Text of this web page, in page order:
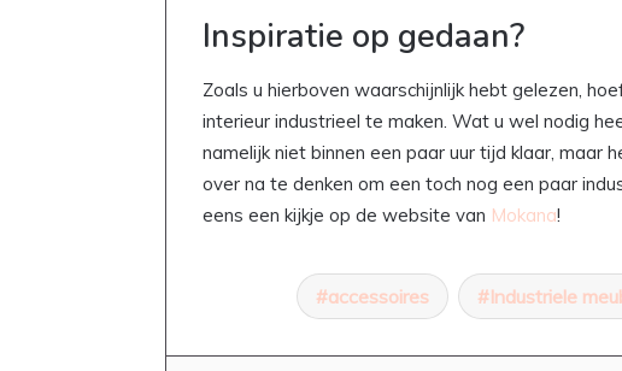
Inspiratie op gedaan?
Zoals u hierboven waarschijnlijk hebt gelezen,
interieur industrieel te maken. Wat u wel nodig
namelijk niet binnen een paar uur tijd klaar, maar
over na te denken om een toch nog een paar
eens een kijkje op de website van Mokana!
accessoires Industriele